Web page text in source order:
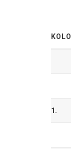
KOLO
1.